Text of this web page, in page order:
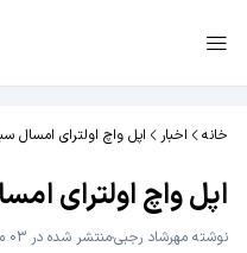
خانه اخبار اپل واچ اولترای امسال
اپل واچ اولترای
نوشته مهرشاد رجبیمنتشر شده در 03 مرداد 1402